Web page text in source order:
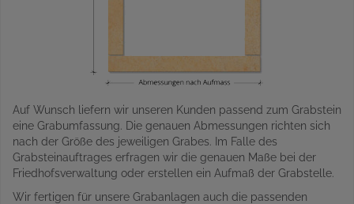
Auf Wunsch liefern wir unseren Kunden passend zum Grabstein
eine Grabumfassung. Die genauen Abmessungen richten sich
nach der Größe des jeweiligen Grabes. Im Falle des
Grabsteinauftrages erfragen wir die genauen Maße bei der
Friedhofsverwaltung oder erstellen ein Aufmaß der Grabstelle.
Wir fertigen für unsere Grabanlagen auch die passenden